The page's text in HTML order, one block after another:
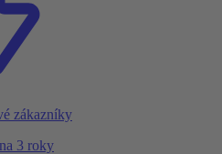
zákazníky
3 roky